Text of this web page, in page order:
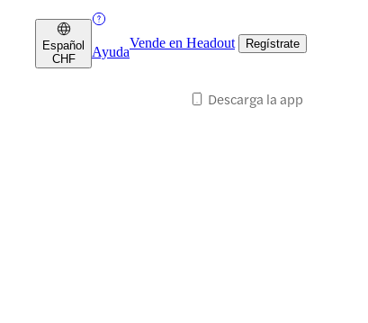
Español
CHF
Ayuda
Vende en Headout Regístrate
Descarga la app